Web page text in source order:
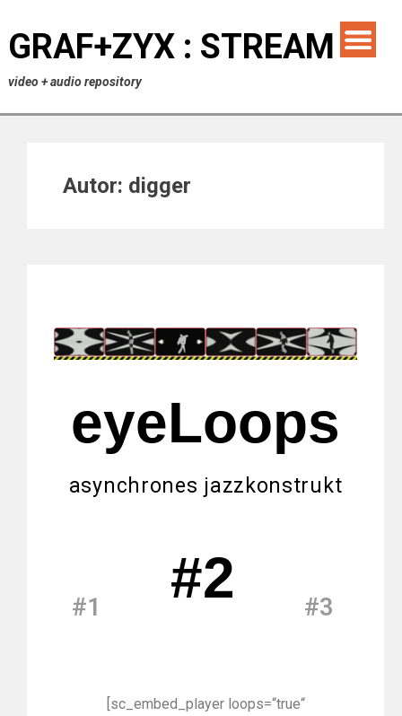
GRAF+ZYX : STREAM
video + audio repository
Autor: digger
eyeLoops
asynchrones jazzkonstrukt
#1 #2 #3
[sc_embed_player loops=“true“